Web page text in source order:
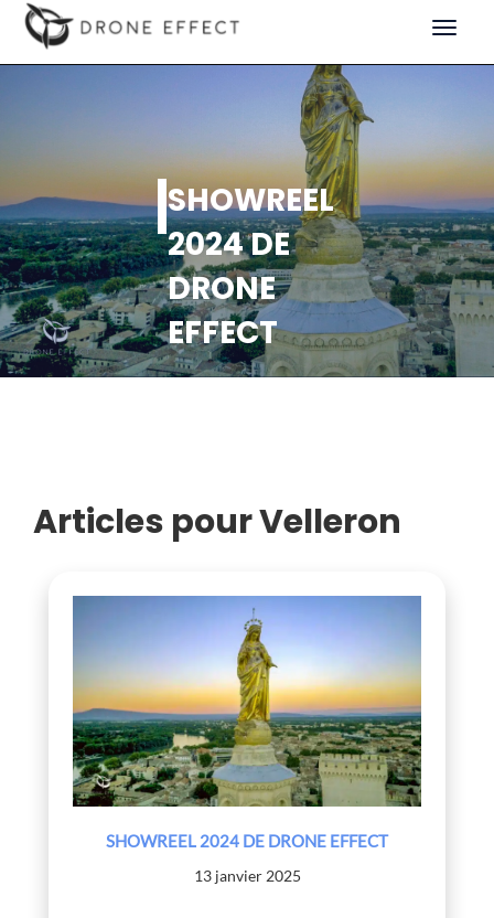
Toggle
SHOWREEL
2024 DE
DRONE
EFFECT
Articles pour Velleron
SHOWREEL 2024 DE DRONE EFFECT
13 janvier 2025